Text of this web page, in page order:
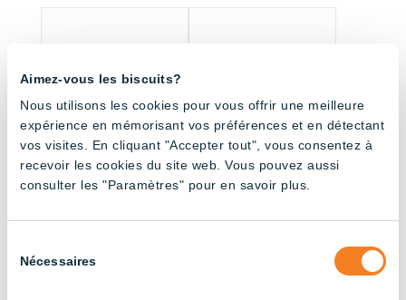
Aimez-vous les biscuits?
Nous utilisons les cookies pour vous offrir une meilleure
expérience en mémorisant vos préférences et en détectant
vos visites. En cliquant "Accepter tout", vous consentez à
recevoir les cookies du site web. Vous pouvez aussi
consulter les "Paramètres" pour en savoir plus.
duNécessaires
Raccord avec
mm – 2 broches
Raccord avec
mm – 2 broches